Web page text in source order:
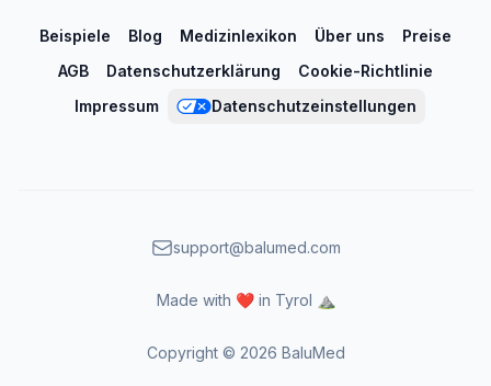
Beispiele Blog Medizinlexikon Über uns
Preise
AGB
Datenschutzerklärung
Cookie-Richtlinie
Impressum
Datenschutzeinstellungen
support@balumed.com
Made with ❤️ in Tyrol ⛰️
Copyright © 2026 BaluMed